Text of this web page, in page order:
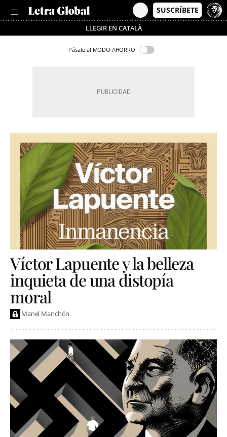
LLEGIR EN CATALÀ
Pásate al MODO AHORRO
Víctor Lapuente y la belleza
inquieta de una distopía
moral
Manel Manchón